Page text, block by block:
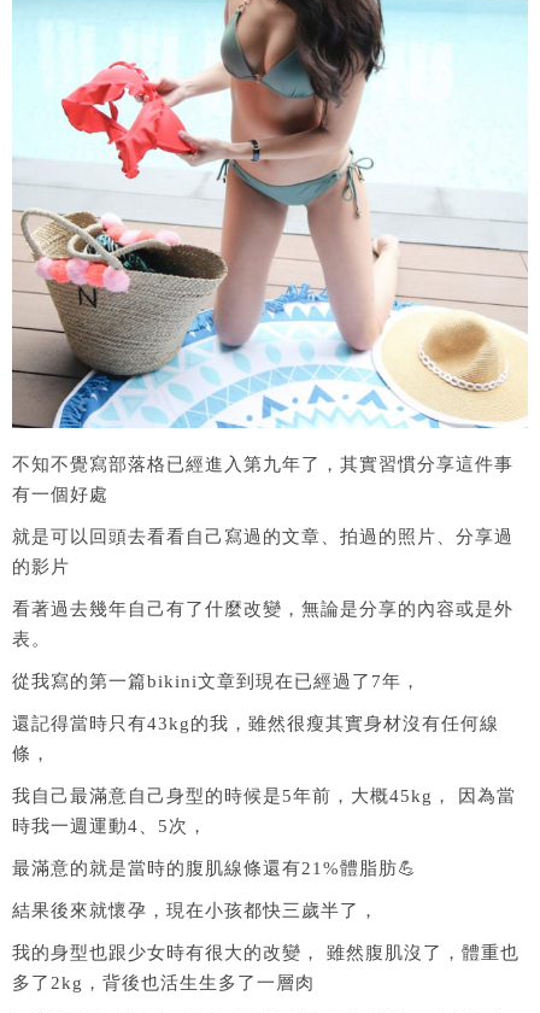
不知不覺寫部落格已經進入第九年了，其實習慣分享這件事
有一個好處
就是可以回頭去看看自己寫過的文章、拍過的照片、分享過
的影片
看著過去幾年自己有了什麼改變，無論是分享的內容或是外
表。
從我寫的第一篇bikini文章到現在已經過了7年，
還記得當時只有43kg的我，雖然很瘦其實身材沒有任何線
條，
我自己最滿意自己身型的時候是5年前，大概45kg， 因為當
時我一週運動4、5次，
最滿意的就是當時的腹肌線條還有21%體脂肪💪
結果後來就懷孕，現在小孩都快三歲半了，
我的身型也跟少女時有很大的改變， 雖然腹肌沒了，體重也
多了2kg，背後也活生生多了一層肉